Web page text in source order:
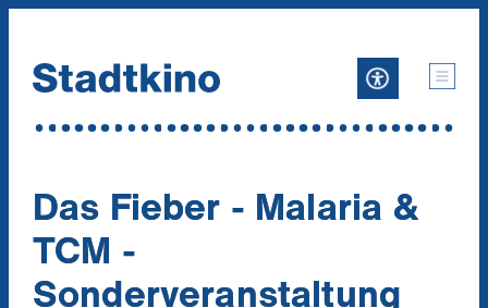
Das Fieber - Malaria &
TCM -
Sonderveranstaltung